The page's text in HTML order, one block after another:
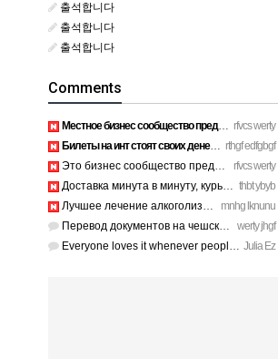
출석합니다
출석합니다
출석합니다
Comments
rfvcs werty
Местное бизнес сообщество предпринимателей в Санкт-Петербург…
rthgf edfgbgf
Билеты на инт стоят своих денег, атмосфера там просто непере…
rfvcs werty
Это бизнес сообщество предпринимателей в Санкт-Петербурге эк…
thbt ybyb
Доставка минута в минуту, курьер вежливый. https://legaldir.…
mnhg lknunu
Лучшее лечение алкоголизма Санкт-Петербург, специалисты букв…
werty jhgf
Перевод документов на чешский язык нотариус заверил с первог…
Julia Ez
Everyone loves it whenever people come together and share op…